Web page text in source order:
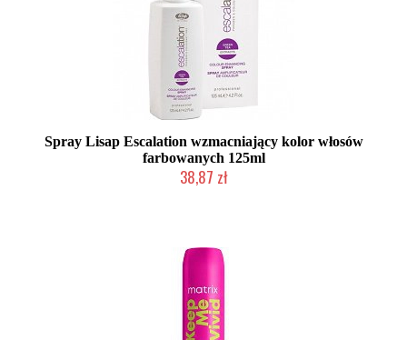
Spray Lisap Escalation wzmacniający kolor włosów
farbowanych 125ml
38,87 zł